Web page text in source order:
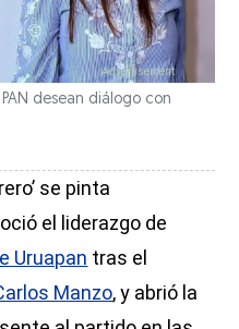
desean diálogo con
se pinta
el liderazgo de
Uruapan tras el
Manzo, y abrió la